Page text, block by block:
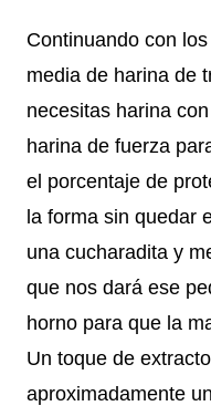
Continuando con
media de harina de
necesitas harina
harina de fuerza
el porcentaje de
la forma sin quedar
una cucharadita y
que nos dará ese
horno para que la
Un toque de
aproximadamente